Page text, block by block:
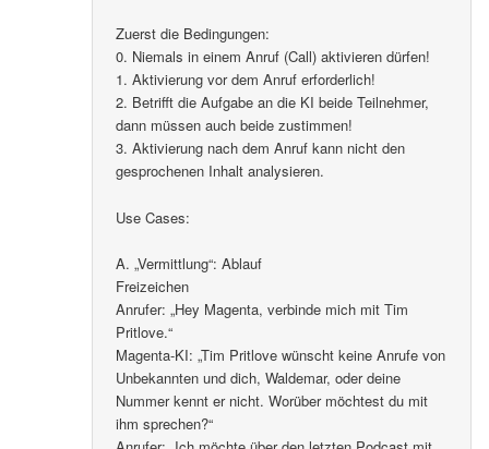
Zuerst die Bedingungen:
0. Niemals in einem Anruf (Call) aktivieren dürfen!
1. Aktivierung vor dem Anruf erforderlich!
2. Betrifft die Aufgabe an die KI beide Teilnehmer,
dann müssen auch beide zustimmen!
3. Aktivierung nach dem Anruf kann nicht den
gesprochenen Inhalt analysieren.
Use Cases:
A. „Vermittlung“: Ablauf
Freizeichen
Anrufer: „Hey Magenta, verbinde mich mit Tim
Pritlove.“
Magenta-KI: „Tim Pritlove wünscht keine Anrufe von
Unbekannten und dich, Waldemar, oder deine
Nummer kennt er nicht. Worüber möchtest du mit
ihm sprechen?“